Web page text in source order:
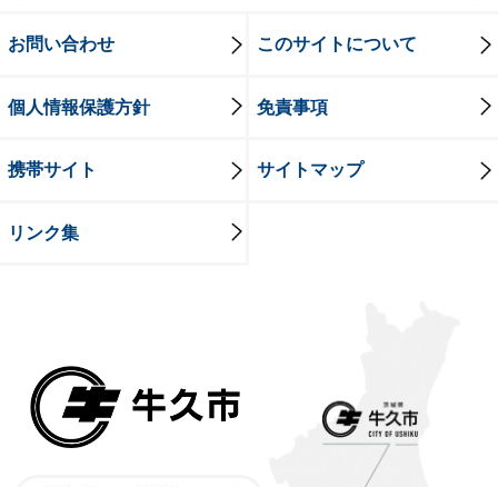
お問い合わせ このサイトについて
個人情報保護方針 免責事項
携帯サイト サイトマップ
リンク集